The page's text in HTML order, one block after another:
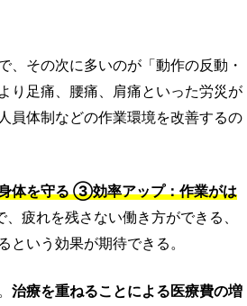
その次に多いのが「動作の反動・
り足痛、腰痛、肩痛といった労災が
員体制などの作業環境を改善するの
体を守る ③効率アップ：作業がは
疲れを残さない働き方ができる、
いう効果が期待できる。
治療を重ねることによる医療費の増